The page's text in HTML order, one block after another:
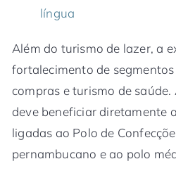
língua
Além do turismo de lazer, a
fortalecimento de
compras e turismo de
deve beneficiar diretamente
ligadas ao Polo de
pernambucano e ao polo